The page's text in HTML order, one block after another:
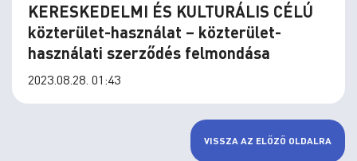
KERESKEDELMI ÉS KULTURÁLIS CÉLÚ
közterület-használat – közterület-
használati szerződés felmondása
2023.08.28. 01:43
VISSZA AZ ELŐZŐ OLDALRA